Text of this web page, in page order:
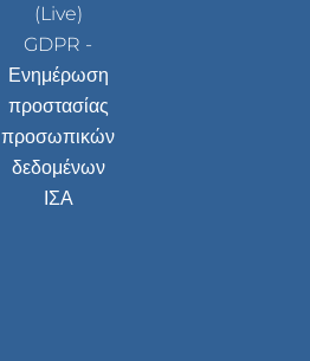
(Live)
GDPR -
Ενημέρωση
προστασίας
προσωπικών
δεδομένων
ΙΣΑ